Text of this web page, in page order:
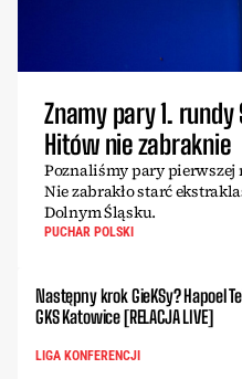
Znamy pary 1. rundy
Hitów nie zabraknie
Poznaliśmy pary pierwszej
Nie zabrakło starć
Dolnym Śląsku.
PUCHAR POLSKI
Następny krok GieKSy? Hapoel
GKS Katowice [RELACJA LIVE]
LIGA KONFERENCJI